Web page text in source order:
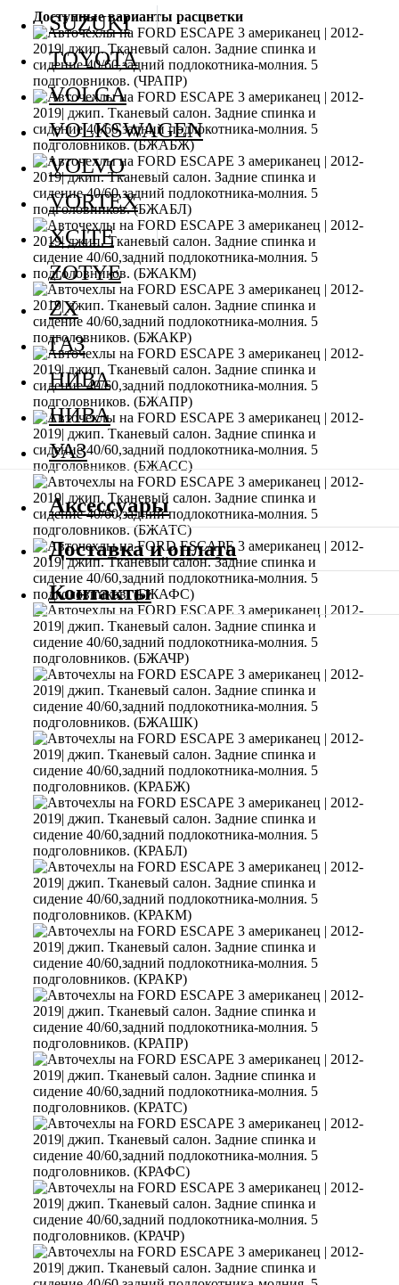
Доступные варианты расцветки
SUZUKI
TOYOTA
VOLGA
VOLKSWAGEN
VOLVO
VORTEX
XCITE
ZOTYE
ZX
ГАЗ
НИВА
НИВА
УАЗ
Аксессуары
Доставка и оплата
Контакты